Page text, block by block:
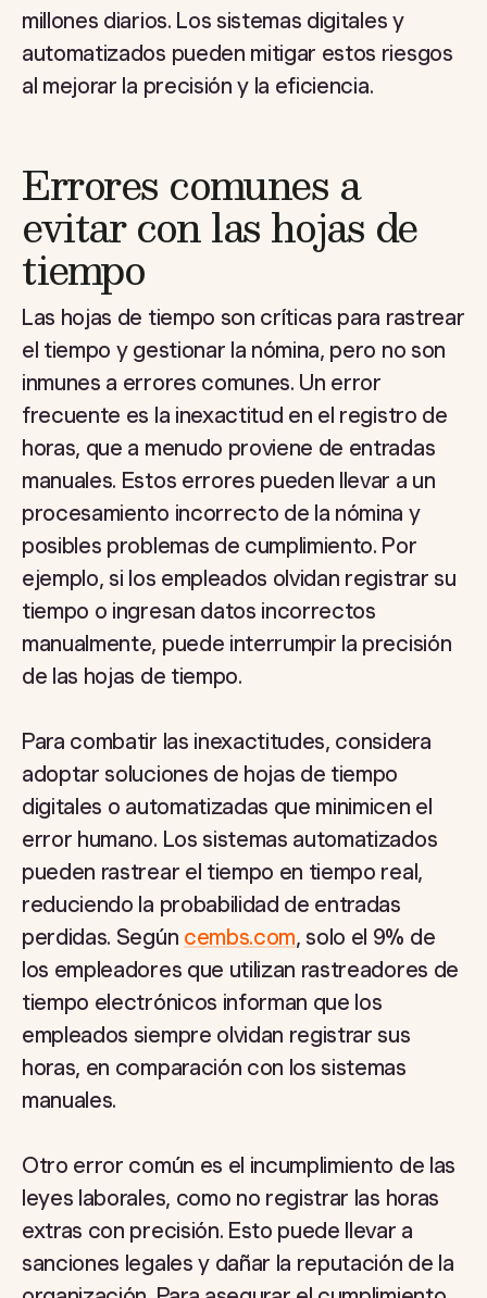
millones diarios. Los sistemas digitales y
automatizados pueden mitigar estos riesgos
al mejorar la precisión y la eficiencia.
Errores comunes a
evitar con las hojas de
tiempo
Las hojas de tiempo son críticas para rastrear
el tiempo y gestionar la nómina, pero no son
inmunes a errores comunes. Un error
frecuente es la inexactitud en el registro de
horas, que a menudo proviene de entradas
manuales. Estos errores pueden llevar a un
procesamiento incorrecto de la nómina y
posibles problemas de cumplimiento. Por
ejemplo, si los empleados olvidan registrar su
tiempo o ingresan datos incorrectos
manualmente, puede interrumpir la precisión
de las hojas de tiempo.
Para combatir las inexactitudes, considera
adoptar soluciones de hojas de tiempo
digitales o automatizadas que minimicen el
error humano. Los sistemas automatizados
pueden rastrear el tiempo en tiempo real,
reduciendo la probabilidad de entradas
perdidas. Según cembs.com, solo el 9% de
los empleadores que utilizan rastreadores de
tiempo electrónicos informan que los
empleados siempre olvidan registrar sus
horas, en comparación con los sistemas
manuales.
Otro error común es el incumplimiento de las
leyes laborales, como no registrar las horas
extras con precisión. Esto puede llevar a
sanciones legales y dañar la reputación de la